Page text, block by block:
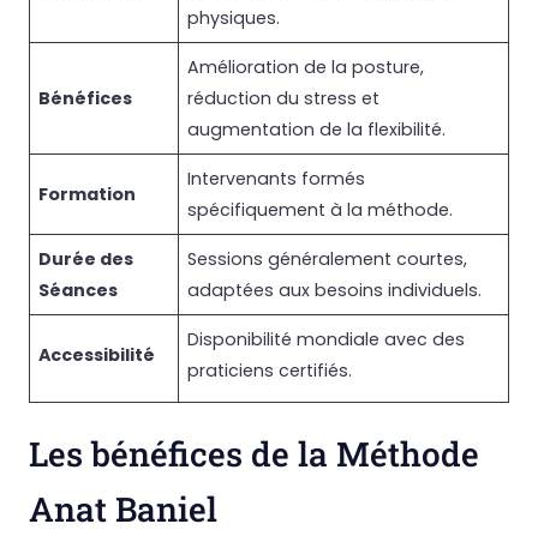
physiques.
Bénéfices
Amélioration de la posture,
réduction du stress et
augmentation de la flexibilité.
Formation
Intervenants formés
spécifiquement à la méthode.
Durée des
Séances
Sessions généralement courtes,
adaptées aux besoins individuels.
Accessibilité
Disponibilité mondiale avec des
praticiens certifiés.
Les bénéfices de la Méthode
Anat Baniel